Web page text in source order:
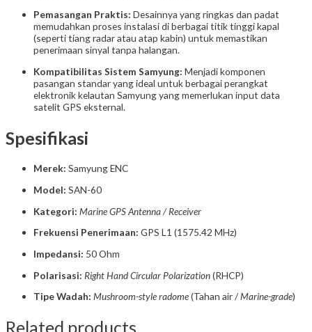
Pemasangan Praktis: Desainnya yang ringkas dan padat
memudahkan proses instalasi di berbagai titik tinggi kapal
(seperti tiang radar atau atap kabin) untuk memastikan
penerimaan sinyal tanpa halangan.
Kompatibilitas Sistem Samyung: Menjadi komponen
pasangan standar yang ideal untuk berbagai perangkat
elektronik kelautan Samyung yang memerlukan input data
satelit GPS eksternal.
Spesifikasi
Merek: Samyung ENC
Model: SAN-60
Kategori: Marine GPS Antenna / Receiver
Frekuensi Penerimaan: GPS L1 (1575.42 MHz)
Impedansi: 50 Ohm
Polarisasi: Right Hand Circular Polarization(RHCP)
Tipe Wadah: Mushroom-style radome(Tahan air /Marine-grade)
Related products